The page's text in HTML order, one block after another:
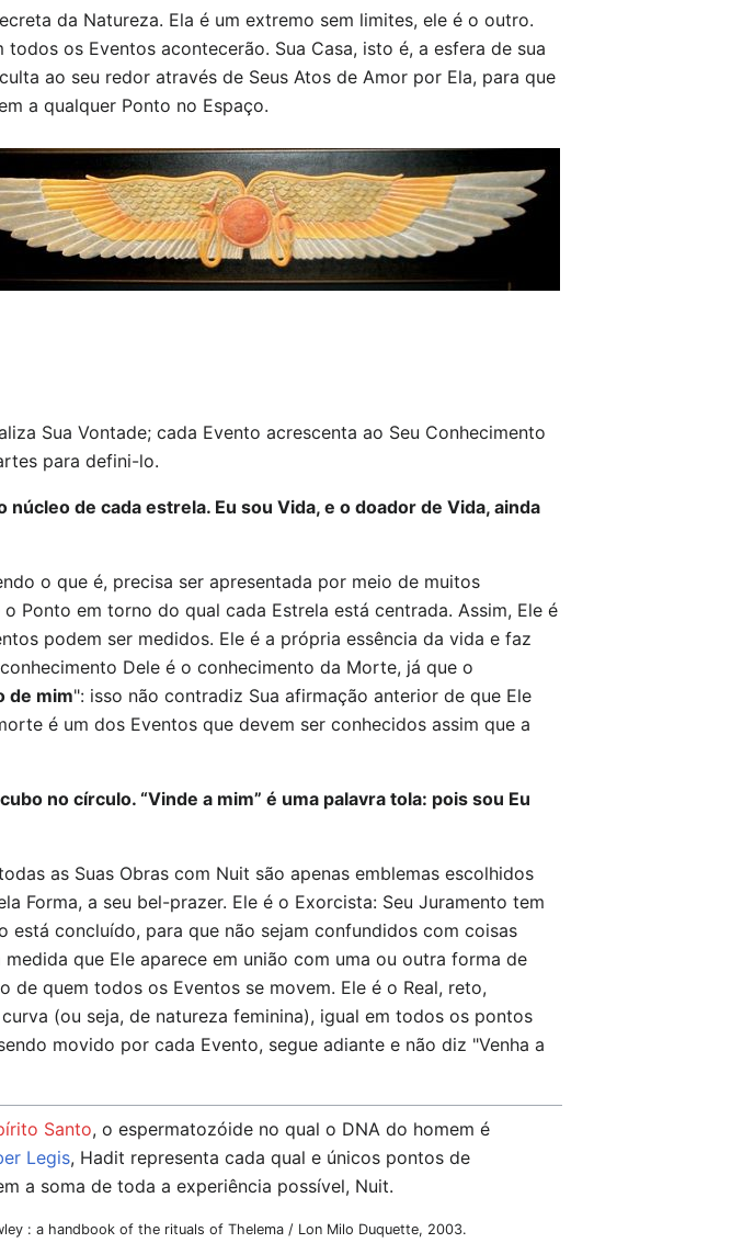
da Natureza. Ela é um extremo sem limites, ele é o outro.
os Eventos acontecerão. Sua Casa, isto é, a esfera de sua
ao seu redor através de Seus Atos de Amor por Ela, para que
a qualquer Ponto no Espaço.
Sua Vontade; cada Evento acrescenta ao Seu Conhecimento
para defini-lo.
de cada estrela. Eu sou Vida, e o doador de Vida, ainda
o que é, precisa ser apresentada por meio de muitos
Ponto em torno do qual cada Estrela está centrada. Assim, Ele é
podem ser medidos. Ele é a própria essência da vida e faz
Dele é o conhecimento da Morte, já que o
de mim": isso não contradiz Sua afirmação anterior de que Ele
é um dos Eventos que devem ser conhecidos assim que a
no círculo. “Vinde a mim” é uma palavra tola: pois sou Eu
as Suas Obras com Nuit são apenas emblemas escolhidos
Forma, a seu bel-prazer. Ele é o Exorcista: Seu Juramento tem
está concluído, para que não sejam confundidos com coisas
que Ele aparece em união com uma ou outra forma de
de quem todos os Eventos se movem. Ele é o Real, reto,
(ou seja, de natureza feminina), igual em todos os pontos
movido por cada Evento, segue adiante e não diz "Venha a
Santo, o espermatozóide no qual o DNA do homem é
Legis, Hadit representa cada qual e únicos pontos de
a soma de toda a experiência possível, Nuit.
: a handbook of the rituals of Thelema / Lon Milo Duquette, 2003.